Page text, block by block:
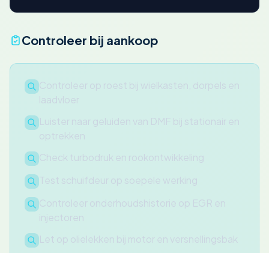
Controleer bij aankoop
Controleer op roest bij wielkasten, dorpels en
laadvloer
Luister naar geluiden van DMF bij stationair en
optrekken
Check turbodruk en rookontwikkeling
Test schuifdeur op soepele werking
Controleer onderhoudshistorie op EGR en
injectoren
Let op olielekken bij motor en versnellingsbak